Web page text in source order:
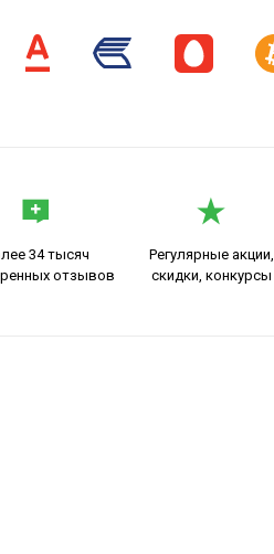
34 тысяч
отзывов
Регулярные акции,
скидки, конкурсы